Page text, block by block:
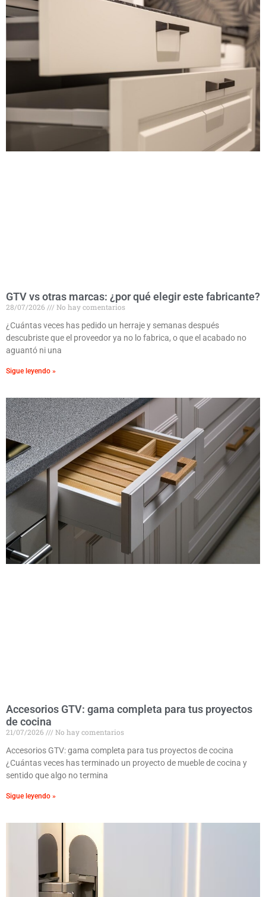
GTV vs otras marcas: ¿por qué elegir este fabricante?
28/07/2026
No hay comentarios
¿Cuántas veces has pedido un herraje y semanas después
descubriste que el proveedor ya no lo fabrica, o que el acabado no
aguantó ni una
Sigue leyendo »
Accesorios GTV: gama completa para tus proyectos
de cocina
21/07/2026
No hay comentarios
Accesorios GTV: gama completa para tus proyectos de cocina
¿Cuántas veces has terminado un proyecto de mueble de cocina y
sentido que algo no termina
Sigue leyendo »